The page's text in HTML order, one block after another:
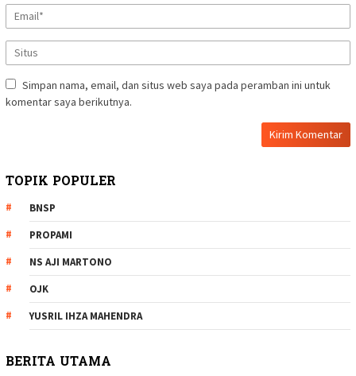
Simpan nama, email, dan situs web saya pada peramban ini untuk
komentar saya berikutnya.
TOPIK POPULER
BNSP
PROPAMI
NS AJI MARTONO
OJK
YUSRIL IHZA MAHENDRA
BERITA UTAMA